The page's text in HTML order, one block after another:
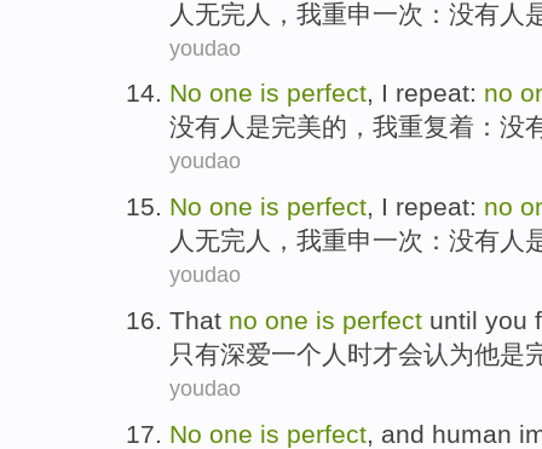
人无完人
， 我重申一次 ： 没有 人
youdao
No one is perfect, I repeat: no
没有人 是完美的， 我重复着 ：没
youdao
No one is perfect, I repeat: no
人无完人
， 我重申一次 ： 没有人
youdao
That no one is perfect until you
只有深爱一个 人时才会认为他是
youdao
No one is perfect, and human